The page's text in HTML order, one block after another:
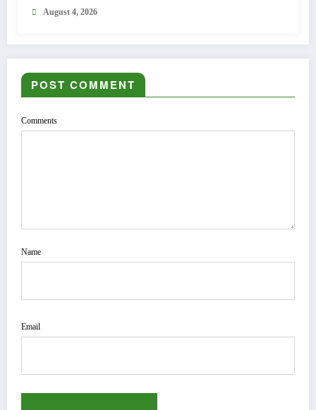
August 4, 2026
POST COMMENT
Comments
Name
Email